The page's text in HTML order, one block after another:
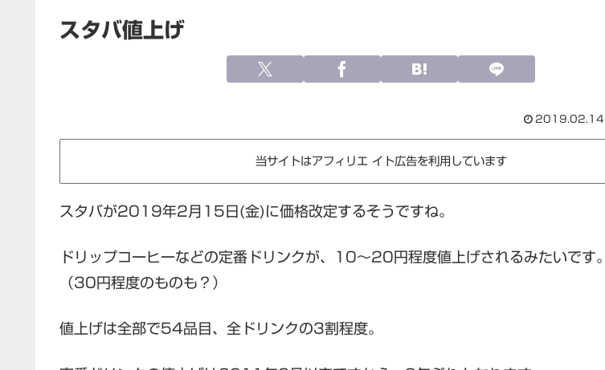
スタバ値上げ
2019.02.14
当サイトはアフィリエ イト広告を利用しています
スタバが2019年2月15日(金)に価格改定するそうですね。
ドリップコーヒーなどの定番ドリンクが、10～20円程度値上げされるみたいです。
（30円程度のものも？）
値上げは全部で54品目、全ドリンクの3割程度。